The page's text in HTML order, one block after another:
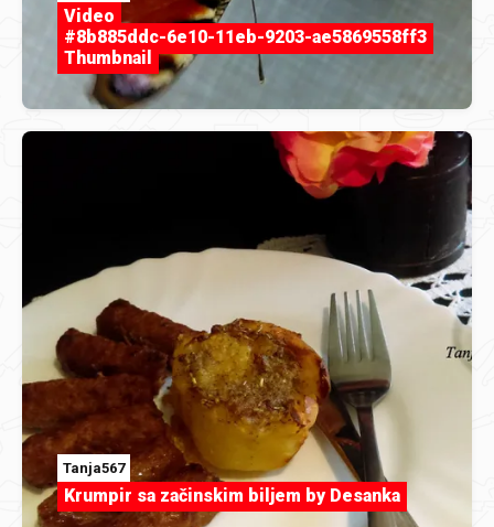
Video
#8b885ddc-6e10-11eb-9203-ae5869558ff3
Thumbnail
Tanja567
Krumpir sa začinskim biljem by Desanka